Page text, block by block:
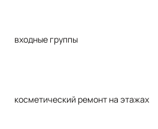
входные группы
косметический ремонт на этажах